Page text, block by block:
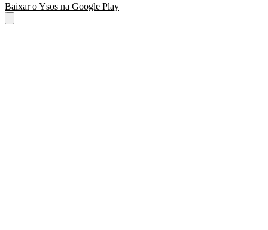
Baixar o Ysos na Google Play